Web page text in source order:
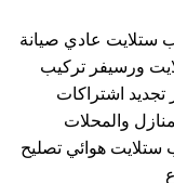
ستلايت عادي صيانة
ورسيفر تركيب
اشتراكات
والمحلات
ستلايت هوائي تصليح